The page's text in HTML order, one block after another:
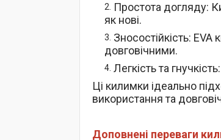
Простота догляду:
як нові.
Зносостійкість: EVA
довговічними.
Легкість та гнучкість
Ці килимки ідеально
використання та
Доповнені переваги